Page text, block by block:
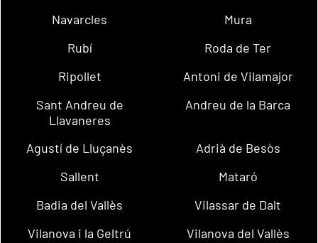
Navarcles
Mura
Rubí
Roda de Ter
Ripollet
Antoni de Vilamajor
Sant Andreu de
Llavaneres
Andreu de la Barca
Agustí de Lluçanès
Adrià de Besòs
Sallent
Mataró
Badia del Vallès
Vilassar de Dalt
Vilanova i la Geltrú
Vilanova del Vallès